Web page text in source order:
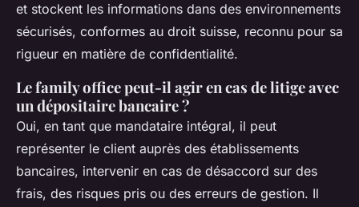
et stockent les informations dans des environnements
sécurisés, conformes au droit suisse, reconnu pour sa
rigueur en matière de confidentialité.
Le family office peut-il agir en cas de litige avec
un dépositaire bancaire ?
Oui, en tant que mandataire intégral, il peut
représenter le client auprès des établissements
bancaires, intervenir en cas de désaccord sur des
frais, des risques pris ou des erreurs de gestion. Il